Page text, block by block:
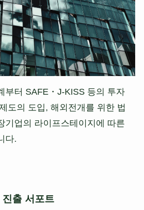
부터 SAFE・J-KISS 등의 투자
도의 도입, 해외전개를 위한 법
기업의 라이프스테이지에 따른
다.
진출 서포트